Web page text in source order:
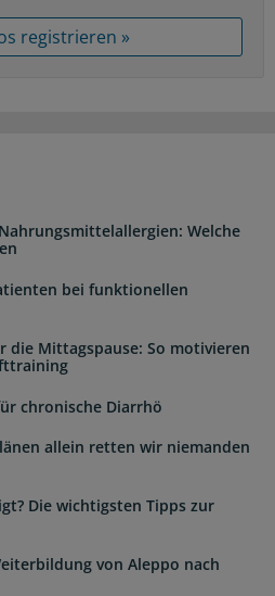
registrieren »
Welche
bei funktionellen
die Mittagspause: So motivieren
chronische Diarrhö
allein retten wir niemanden
Die wichtigsten Tipps zur
von Aleppo nach